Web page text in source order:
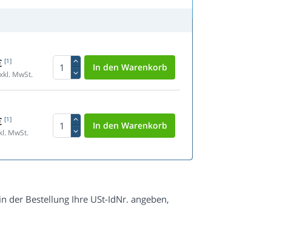
[1]
MwSt.
[1]
MwSt.
der Bestellung Ihre USt-IdNr. angeben,